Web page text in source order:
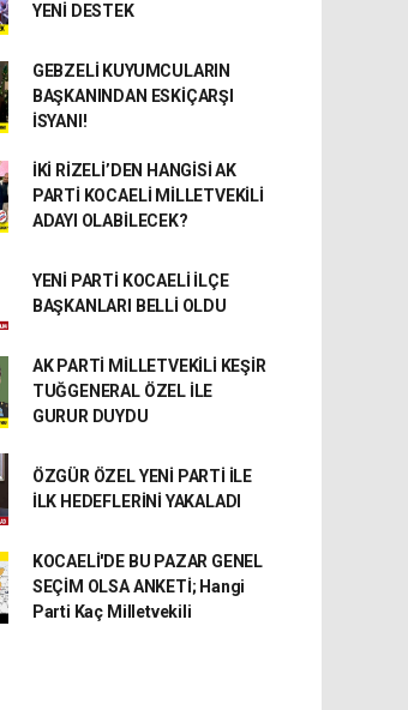
YENİ DESTEK
GEBZELİ KUYUMCULARIN
BAŞKANINDAN ESKİÇARŞI
İSYANI!
İKİ RİZELİ’DEN HANGİSİ AK
PARTİ KOCAELİ MİLLETVEKİLİ
ADAYI OLABİLECEK?
YENİ PARTİ KOCAELİ İLÇE
BAŞKANLARI BELLİ OLDU
AK PARTİ MİLLETVEKİLİ KEŞİR
TUĞGENERAL ÖZEL İLE
GURUR DUYDU
ÖZGÜR ÖZEL YENİ PARTİ İLE
İLK HEDEFLERİNİ YAKALADI
KOCAELİ'DE BU PAZAR GENEL
SEÇİM OLSA ANKETİ; Hangi
Parti Kaç Milletvekili